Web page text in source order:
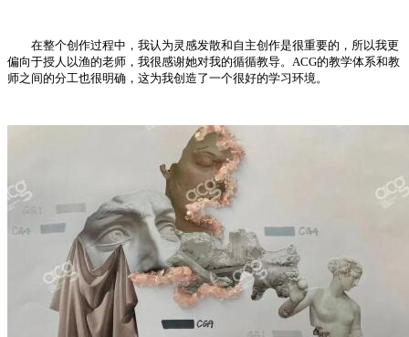
在整个创作过程中，我认为灵感发散和自主创作是很重要的，所以我更
偏向于授人以渔的老师，我很感谢她对我的循循教导。ACG的教学体系和教
师之间的分工也很明确，这为我创造了一个很好的学习环境。